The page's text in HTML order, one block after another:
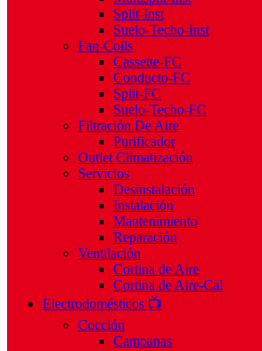
Split-Inst
Suelo-Techo-Inst
Fan-Coils
Cassette-FC
Conducto-FC
Split-FC
Suelo-Techo-FC
Filtración De Aire
Purificador
Outlet Climatización
Servicios
Desinstalación
Instalación
Mantenimiento
Reparación
Ventilación
Cortina de Aire
Cortina de Aire-Cal
Electrodomésticos 📺
Cocción
Campanas